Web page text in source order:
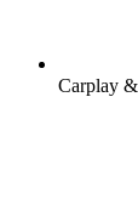
Carplay